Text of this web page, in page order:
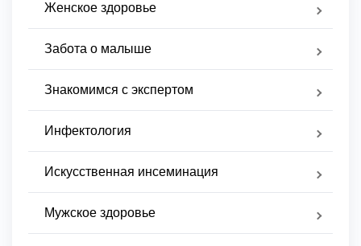
Женское здоровье
Забота о малыше
Знакомимся с экспертом
Инфектология
Искусственная инсеминация
Мужское здоровье